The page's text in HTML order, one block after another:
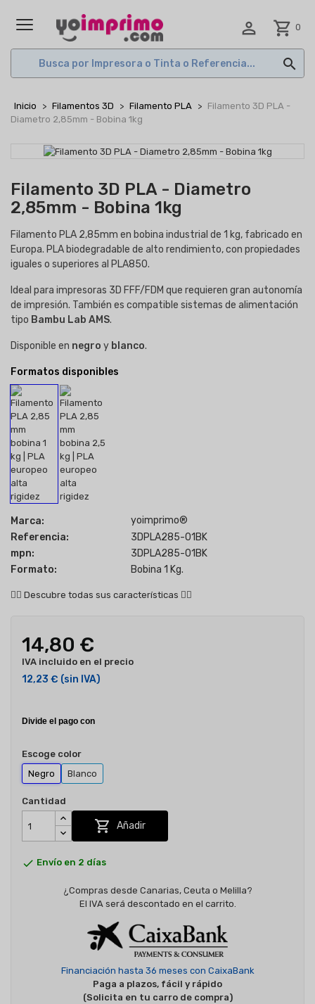
 shopping_cart 0

Inicio Filamentos 3D Filamento PLA
Filamento 3D PLA -
Diametro 2,85mm - Bobina 1kg
Filamento 3D PLA - Diametro
2,85mm - Bobina 1kg
Filamento PLA 2,85mm en bobina industrial de 1 kg, fabricado en
Europa. PLA biodegradable de alto rendimiento, con propiedades
iguales o superiores al PLA850.
Ideal para impresoras 3D FFF/FDM que requieren gran autonomía
de impresión. También es compatible sistemas de alimentación
tipo Bambu Lab AMS.
Disponible en negro y blanco.
Formatos disponibles
Marca:
yoimprimo®
Referencia:
3DPLA285-01BK
mpn:
3DPLA285-01BK
Formato:
Bobina 1 Kg.
👇🏻 Descubre todas sus características 👇🏻
14,80 €
12,23 € (sin IVA)
IVA incluido en el precio
Escoge color
Negro
Blanco
Cantidad
 Añadir
 Envío en 2 días
¿Compras desde Canarias, Ceuta o Melilla?
El IVA será descontado en el carrito.
Financiación hasta 36 meses con CaixaBank
Paga a plazos, fácil y rápido
(Solicita en tu carro de compra)